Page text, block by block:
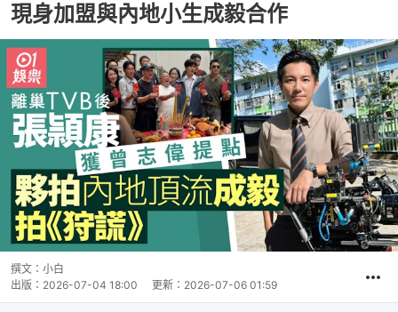
現身加盟與內地小生成毅合作
撰文： 小白
出版： 2026-07-04 18:00 更新： 2026-07-06 01:59